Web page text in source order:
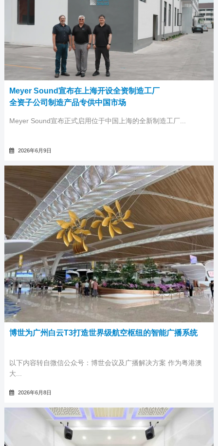
Meyer Sound宣布在上海开设全资制造工厂
全资子公司制造产品专供中国市场
Meyer Sound宣布正式启用位于中国上海的全新制造工厂...
2026年6月9日
博世为广州白云T3打造世界级航空枢纽的智能广播系统
以下内容转自微信公众号：博世会议及广播解决方案 作为粤港澳
大...
2026年6月8日